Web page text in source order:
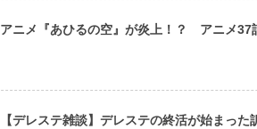
アニメ『あひるの空』が炎上！？ アニメ37
【デレステ雑談】デレステの終活が始まっ